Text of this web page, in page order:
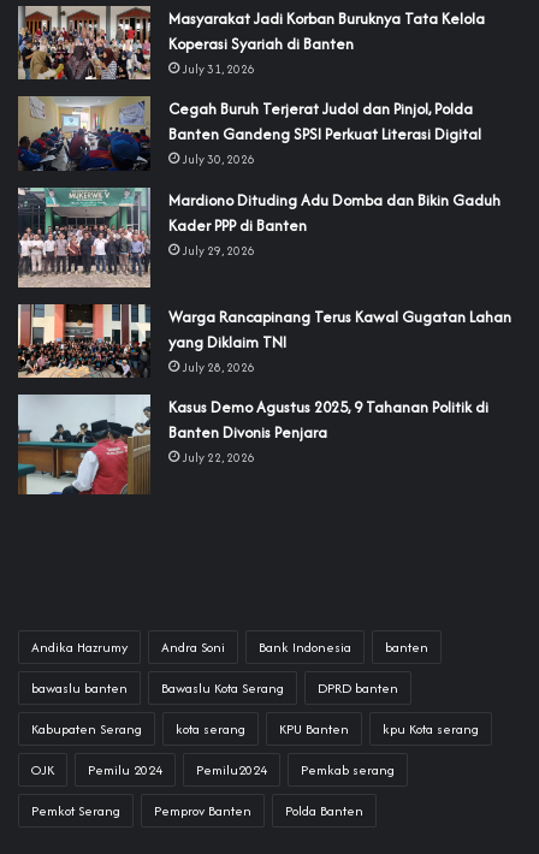
‎Masyarakat Jadi Korban Buruknya Tata Kelola
Koperasi Syariah di Banten
July 31, 2026
Cegah Buruh Terjerat Judol dan Pinjol, Polda
Banten Gandeng SPSI Perkuat Literasi Digital
July 30, 2026
‎Mardiono Dituding Adu Domba dan Bikin Gaduh
Kader PPP di Banten
July 29, 2026
‎Warga Rancapinang Terus Kawal Gugatan Lahan
yang Diklaim TNI‎‎
July 28, 2026
‎Kasus Demo Agustus 2025, 9 Tahanan Politik di
Banten Divonis Penjara
July 22, 2026
Andika Hazrumy Andra Soni Bank Indonesia banten
bawaslu banten Bawaslu Kota Serang DPRD banten
Kabupaten Serang kota serang KPU Banten kpu Kota serang
OJK Pemilu 2024 Pemilu2024 Pemkab serang
Pemkot Serang Pemprov Banten Polda Banten